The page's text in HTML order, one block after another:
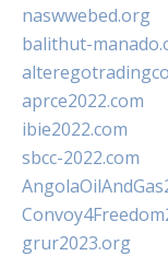
naswwebed.org
balithut-
aprce2022.com
ibie2022.com
sbcc-2022.com
grur2023.org